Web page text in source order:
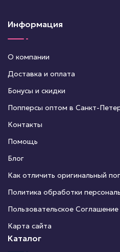
Информация
О компании
Доставка и оплата
Бонусы и скидки
Попперсы оптом в Санкт-
Контакты
Помощь
Блог
Как отличить оригинальный
Политика обработки
Пользовательское Соглашение
Карта сайта
Каталог